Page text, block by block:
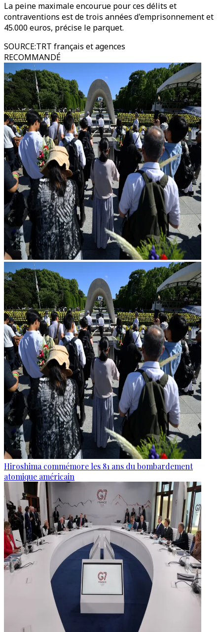
La peine maximale encourue pour ces délits et
contraventions est de trois années d'emprisonnement et
45.000 euros, précise le parquet.
SOURCE:TRT français et agences
RECOMMANDÉ
Hiroshima commémore les 81 ans du bombardement
atomique américain